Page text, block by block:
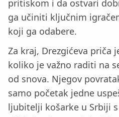
pritiskom i da ostvari
ga učiniti ključnim
koji ga odabere.
Za kraj, Drezgićeva priča
koliko je važno raditi na
od snova. Njegov
samo početak jedne
ljubitelji košarke u Srbiji